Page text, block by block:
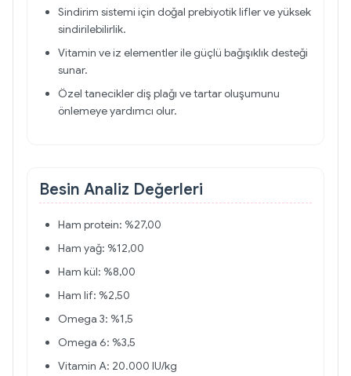
Sindirim sistemi için doğal prebiyotik lifler ve yüksek
sindirilebilirlik.
Vitamin ve iz elementler ile güçlü bağışıklık desteği
sunar.
Özel tanecikler diş plağı ve tartar oluşumunu
önlemeye yardımcı olur.
Besin Analiz Değerleri
Ham protein: %27,00
Ham yağ: %12,00
Ham kül: %8,00
Ham lif: %2,50
Omega 3: %1,5
Omega 6: %3,5
Vitamin A: 20.000 IU/kg